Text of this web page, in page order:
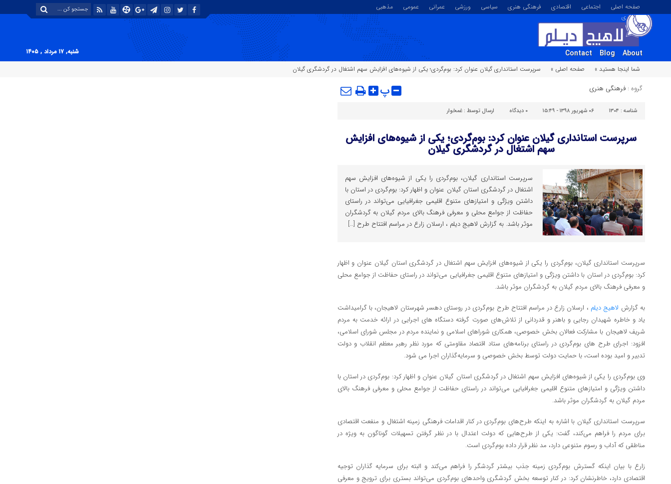
صفحه اصلی اجتماعی اقتصادی فرهنگی هنری سیاسی ورزشی عمرانی عمومی
مذهبی
تصویری
About
Blog
Contact
شنبه, ۱۷ مرداد , ۱۴۰۵
شما اینجا هستید »
صفحه اصلی » سرپرست استانداری گیلان عنوان کرد: بوم‌گردی؛ یکی از شیوه‌های افزایش سهم اشتغال در گردشگری گیلان
گروه : فرهنگی هنری پ
شناسه : ۱۳۰۴ ۰۶ شهریور ۱۳۹۸ - ۱۵:۴۹ ۰ دیدگاه ارسال توسط : غمخوار
سرپرست استانداری گیلان عنوان کرد: بوم‌گردی؛ یکی از شیوه‌های افزایش
سهم اشتغال در گردشگری گیلان
سرپرست استانداری گیلان، بوم‌گردی را یکی از شیوه‌های افزایش سهم
اشتغال در گردشگری استان گیلان عنوان و اظهار کرد: بوم‌گردی در استان با
داشتن ویژگی و امتیازهای متنوع اقلیمی جغرافیایی می‌تواند در راستای
حفاظت از جوامع محلی و معرفی فرهنگ بالای مردم گیلان به گردشگران
موثر باشد. به گزارش لاهیج دیلم ، ارسلان زارع در مراسم افتتاح طرح […]
سرپرست استانداری گیلان، بوم‌گردی را یکی از شیوه‌های افزایش سهم اشتغال در گردشگری استان گیلان عنوان و اظهار
کرد: بوم‌گردی در استان با داشتن ویژگی و امتیازهای متنوع اقلیمی جغرافیایی می‌تواند در راستای حفاظت از جوامع محلی
و معرفی فرهنگ بالای مردم گیلان به گردشگران موثر باشد.
به گزارش لاهیج دیلم ، ارسلان زارع در مراسم افتتاح طرح بوم‌گردی در روستای دهسر شهرستان لاهیجان، با گرامیداشت
یاد و خاطره شهیدان رجایی و باهنر و قدردانی از تلاش‌های صورت گرفته دستگاه های اجرایی در ارائه خدمت به مردم
شریف لاهیجان با مشارکت فعالان بخش خصوصی، همکاری شوراهای اسلامی و نماینده مردم در مجلس شورای اسلامی،
افزود: اجرای طرح های بوم‌گردی در راستای برنامه‌های ستاد اقتصاد مقاومتی که مورد نظر رهبر معظم انقلاب و دولت
تدبیر و امید بوده است، ‌با حمایت دولت توسط بخش خصوصی و سرمایه‌گذاران اجرا می شود.
وی بوم‌گردی را یکی از شیوه‌های افزایش سهم اشتغال در گردشگری استان گیلان عنوان و اظهار کرد: بوم‌گردی در استان با
داشتن ویژگی و امتیازهای متنوع اقلیمی جغرافیایی می‌تواند در راستای حفاظت از جوامع محلی و معرفی فرهنگ بالای
مردم گیلان به گردشگران موثر باشد.
سرپرست استانداری گیلان با اشاره به اینکه طرح‌های بوم‌گردی در کنار اقدامات فرهنگی زمینه اشتغال و منفعت اقتصادی
برای مردم را فراهم می‌کند، گفت: یکی از طرح‌هایی که دولت اعتدال با در نظر گرفتن تسهیلات گوناگون به ویژه در
مناطقی که آداب و رسوم متنوعی دارد، مد نظر قرار داده بوم‌گردی است.
زارع با بیان اینکه گسترش بوم‌گردی زمینه جذب بیشتر گردشگر را فراهم می‌کند و البته برای سرمایه گذاران توجیه
اقتصادی دارد، خاطرنشان کرد: در کنار توسعه بخش گردشگری واحدهای بوم‌گردی می‌تواند بستری برای ترویج و معرفی